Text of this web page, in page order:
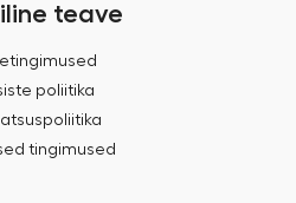
teave
poliitika
tingimused